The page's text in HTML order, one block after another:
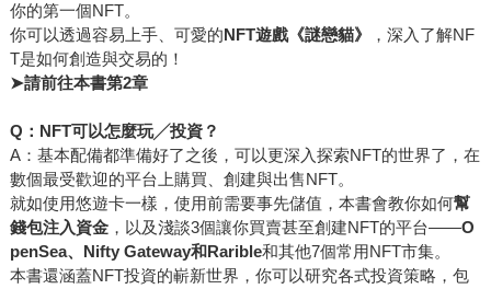
你的第一個NFT。
你可以透過容易上手、可愛的NFT遊戲《謎戀貓》
，深入了解NF
T是如何創造與交易的！
➤請前往本書第2章
Q：NFT可以怎麼玩╱投資？
A：基本配備都準備好了之後，可以更深入探索NFT的世界了，在
數個最受歡迎的平台上購買、創建與出售NFT。
就如使用悠遊卡一樣，使用前需要事先儲值，本書會教你如何幫
錢包注入資金，以及淺談3個讓你買賣甚至創建NFT的平台——O
penSea、Nifty Gateway和Rarible和其他7個常用NFT市集。
本書還涵蓋NFT投資的嶄新世界，你可以研究各式投資策略，包